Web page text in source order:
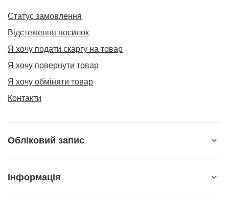
Статус замовлення
Відстеження посилок
Я хочу подати скаргу на товар
Я хочу повернути товар
Я хочу обміняти товар
Контакти
Обліковий запис
Інформація